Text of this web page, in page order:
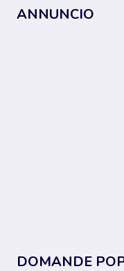
ANNUNCIO
DOMANDE